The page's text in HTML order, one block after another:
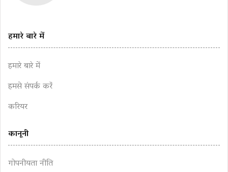
हमारे बारे में
हमारे बारे में
हमसे संपर्क करें
करियर
कानूनी
गोपनीयता नीति